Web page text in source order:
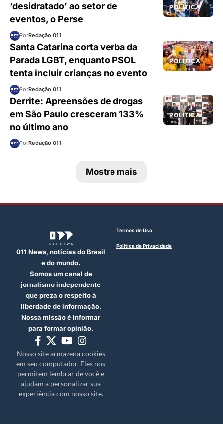
POLÍTICA
‘desidratado’ ao setor de
eventos, o Perse
PorRedação 011
POLÍTICA
Santa Catarina corta verba da
Parada LGBT, enquanto PSOL
tenta incluir crianças no evento
PorRedação 011
POLÍTICA
Derrite: Apreensões de drogas
em São Paulo cresceram 133%
no último ano
PorRedação 011
Mostre mais
011 News, notícias do Brasil
e do mundo.
Somos um canal de
jornalismo independente
que preza o respeito à
liberdade de informação.
Nossa missão é informar
para formar opinião.
Nosso site armazena cookies
em seu computador. Eles nos
permitem lembrar de você e
ajudam a personalizar sua
experiência com nosso site.
Termos de Uso
Política de Privacidade